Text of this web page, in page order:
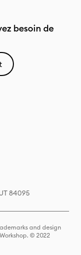
besoin de
84095
and design
© 2022